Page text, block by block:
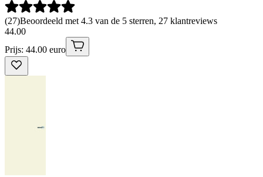
(27)Beoordeeld met 4.3 van de 5 sterren, 27 klantreviews
44.00
Prijs: 44.00 euro